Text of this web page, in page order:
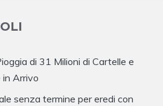
di 31 Milioni di Cartelle e
in Arrivo
senza termine per eredi con